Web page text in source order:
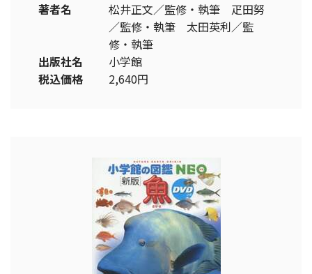
著者名
松井正文／監修・執筆 疋田努
／監修・執筆 太田英利／監
修・執筆
出版社名
小学館
税込価格
2,640円